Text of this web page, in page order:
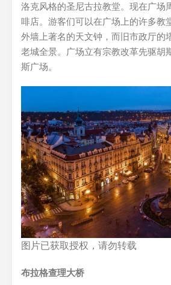
洛克风格的圣尼古拉教堂。现在广场
啡店。游客们可以在广场上的许多教
外墙上著名的天文钟，而旧市政厅的
老城全景。广场立有宗教改革先驱胡
斯广场。
图片已获取授权，请勿转载
布拉格查理大桥